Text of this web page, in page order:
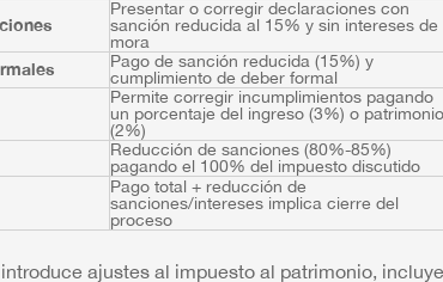
Presentar o corregir declaraciones con
sanción reducida al 15% y sin intereses de
mora
Pago de sanción reducida (15%) y
cumplimiento de deber formal
Permite corregir incumplimientos pagando
un porcentaje del ingreso (3%) o patrimonio
(2%)
Reducción de sanciones (80%-85%)
pagando el 100% del impuesto discutido
Pago total + reducción de
sanciones/intereses implica cierre del
proceso
ajustes al impuesto al patrimonio,